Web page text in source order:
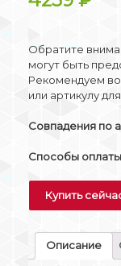
Обратите
могут быть
Рекомендуем
или артикулу
Совпадения по
Способы
Купить
Описание